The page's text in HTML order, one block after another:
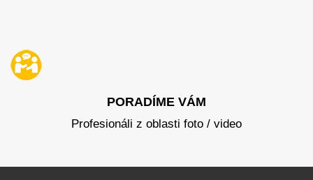
PORADÍME VÁM
Profesionáli z oblasti foto / video